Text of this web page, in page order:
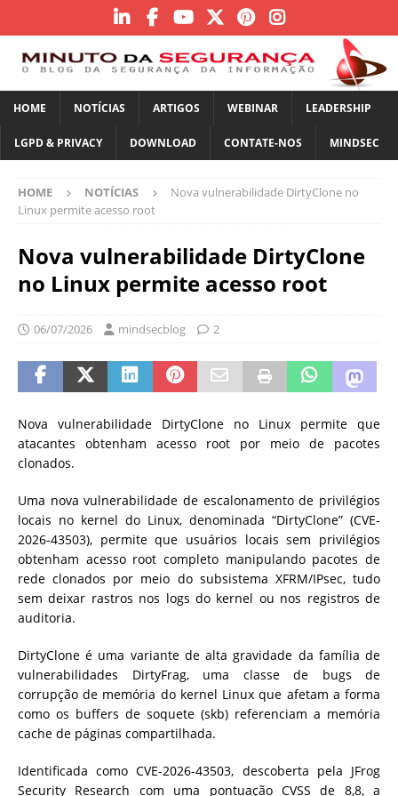
HOME NOTÍCIAS ARTIGOS WEBINAR LEADERSHIP
LGPD & PRIVACY DOWNLOAD CONTATE-NOS MINDSEC
HOME NOTÍCIAS
Nova vulnerabilidade DirtyClone no
Linux permite acesso root
Nova vulnerabilidade DirtyClone
no Linux permite acesso root
06/07/2026 mindsecblog 2
Nova vulnerabilidade DirtyClone no Linux permite que
atacantes obtenham acesso root por meio de pacotes
clonados.
Uma nova vulnerabilidade de escalonamento de privilégios
locais no kernel do Linux, denominada “DirtyClone” (CVE-
2026-43503), permite que usuários locais sem privilégios
obtenham acesso root completo manipulando pacotes de
rede clonados por meio do subsistema XFRM/IPsec, tudo
sem deixar rastros nos logs do kernel ou nos registros de
auditoria.
DirtyClone é uma variante de alta gravidade da família de
vulnerabilidades DirtyFrag, uma classe de bugs de
corrupção de memória do kernel Linux que afetam a forma
como os buffers de soquete (skb) referenciam a memória
cache de páginas compartilhada.
Identificada como CVE-2026-43503, descoberta pela JFrog
Security Research com uma pontuação CVSS de 8,8, a